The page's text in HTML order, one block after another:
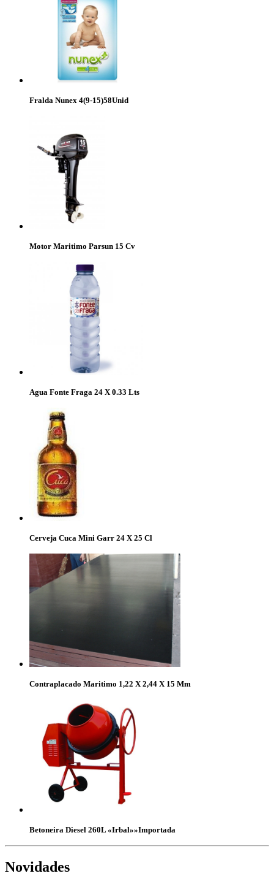
Fralda Nunex 4(9-15)58Unid
Motor Maritimo Parsun 15 Cv
Agua Fonte Fraga 24 X 0.33 Lts
Cerveja Cuca Mini Garr 24 X 25 Cl
Contraplacado Maritimo 1,22 X 2,44 X 15 Mm
Betoneira Diesel 260L «Irbal»»Importada
Novidades